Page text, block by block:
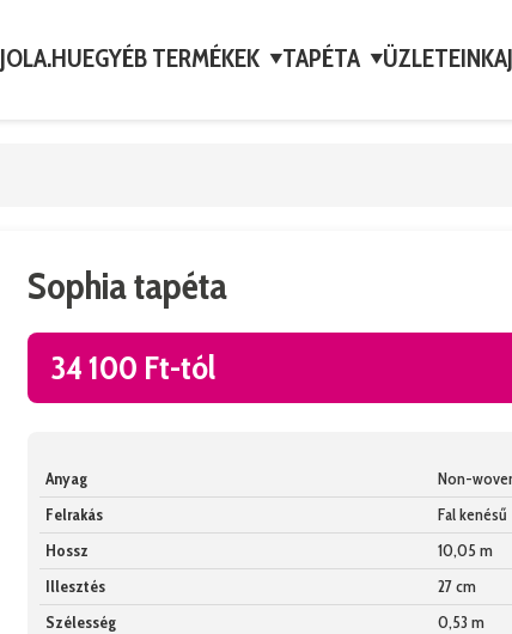
JOLA.HUEGYÉB TERMÉKEK ▼TAPÉTA ▼ÜZLETEINK
Sophia tapéta
34 100 Ft-tól
Anyag
Non-
Felrakás
Fal kenésű
Hossz
10,05 m
Illesztés
27 cm
Szélesség
0,53 m